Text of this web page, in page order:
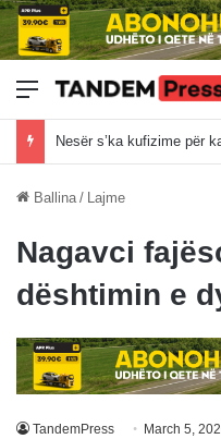
Meny
Nesër s’ka kufizime për
Ballina / Lajme
Nagavci
dështimin e
TandemPress March 5,